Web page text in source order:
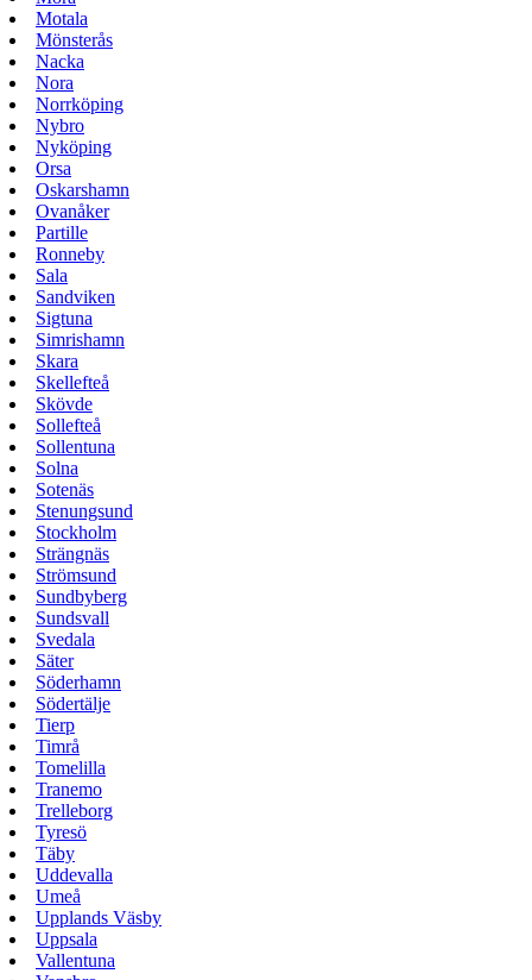
Motala
Mönsterås
Nacka
Nora
Norrköping
Nybro
Nyköping
Orsa
Oskarshamn
Ovanåker
Partille
Ronneby
Sala
Sandviken
Sigtuna
Simrishamn
Skara
Skellefteå
Skövde
Sollefteå
Sollentuna
Solna
Sotenäs
Stenungsund
Stockholm
Strängnäs
Strömsund
Sundbyberg
Sundsvall
Svedala
Säter
Söderhamn
Södertälje
Tierp
Timrå
Tomelilla
Tranemo
Trelleborg
Tyresö
Täby
Uddevalla
Umeå
Upplands Väsby
Uppsala
Vallentuna